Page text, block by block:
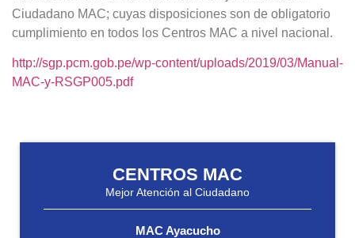
Ciudadano MAC; cuyas disposiciones son de obligatorio
cumplimiento en todos los Centros MAC a nivel nacional.
http://sgp.pcm.gob.pe/wp-content/uploads/2019/03/Manual-
MAC-y-RSGP005.pdf
CENTROS MAC
Mejor Atención al Ciudadano
MAC Ayacucho